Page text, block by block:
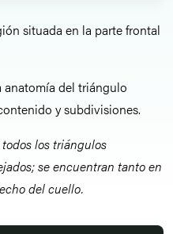
situada en la parte frontal
anatomía del triángulo
y subdivisiones.
los triángulos
se encuentran tanto en
del cuello.